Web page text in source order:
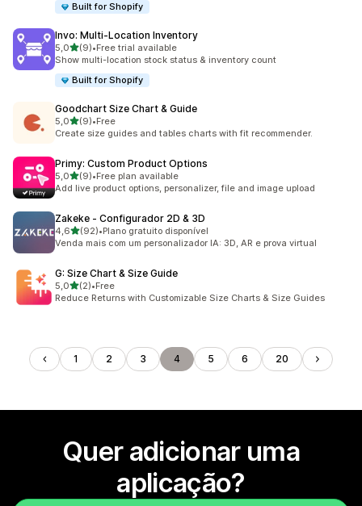
Built for Shopify
Invo: Multi‑Location Inventory
5,0de 5 estrelas
(9)
9 total de avaliações
•Free trial available
Show multi-location stock status & inventory count
Built for Shopify
Goodchart Size Chart & Guide
5,0de 5 estrelas
(9)
9 total de avaliações
•Free
Create size guides and tables charts with fit recommender.
Primy: Custom Product Options
5,0de 5 estrelas
(9)
9 total de avaliações
•Free plan available
Add live product options, personalizer, file and image upload
Zakeke ‑ Configurador 2D & 3D
4,6de 5 estrelas
(92)
92 total de avaliações
•Plano gratuito disponível
Venda mais com um personalizador IA: 3D, AR e prova virtual
G: Size Chart & Size Guide
5,0de 5 estrelas
(2)
2 total de avaliações
•Free
Reduce Returns with Customizable Size Charts & Size Guides
1 2 3 4 5 6 20
Quer adicionar uma
aplicação?